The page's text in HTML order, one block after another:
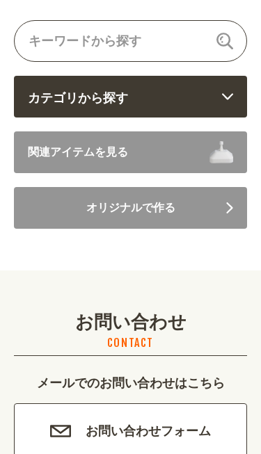
カテゴリから探す
住まい・暮らし (5246)
美容・健康 (4656)
不動産・建築 (1886)
カルチャー・教養 (684)
娯楽 (688)
車・バイク関連 (263)
関連アイテムを見る
オリジナルで作る
お問い合わせ
CONTACT
メールでのお問い合わせはこちら
お問い合わせフォーム